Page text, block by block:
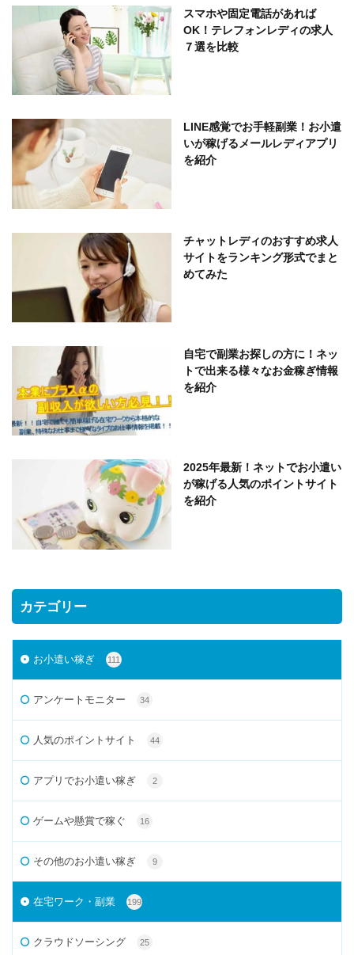
スマホや固定電話があれば
OK！テレフォンレディの求人
７選を比較
LINE感覚でお手軽副業！お小遣
いが稼げるメールレディアプリ
を紹介
チャットレディのおすすめ求人
サイトをランキング形式でまと
めてみた
自宅で副業お探しの方に！ネッ
トで出来る様々なお金稼ぎ情報
を紹介
2025年最新！ネットでお小遣い
が稼げる人気のポイントサイト
を紹介
カテゴリー
お小遣い稼ぎ 111
アンケートモニター 34
人気のポイントサイト 44
アプリでお小遣い稼ぎ 2
ゲームや懸賞で稼ぐ 16
その他のお小遣い稼ぎ 9
在宅ワーク・副業 199
クラウドソーシング 25